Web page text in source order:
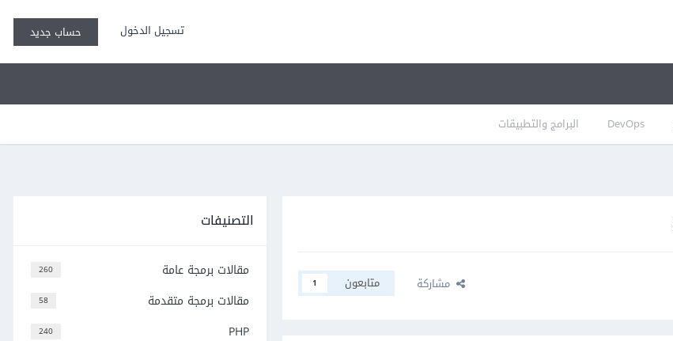
تسجيل الدخول حساب جديد
DevOps البرامج والتطبيقات
مشاركة متابعون 1
التصنيفات
260 مقالات برمجة عامة
58 مقالات برمجة متقدمة
240 PHP